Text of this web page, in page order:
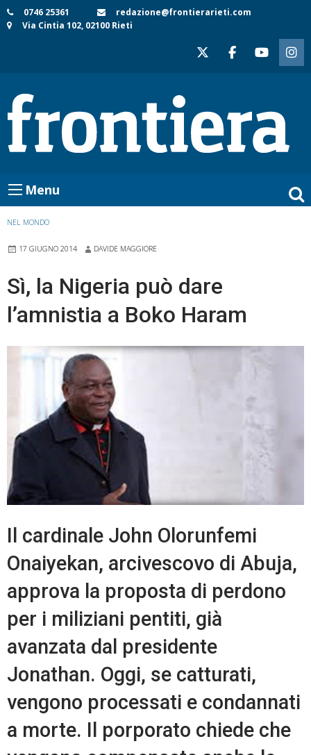
Skip
to
0746 25361
redazione@frontierarieti.com
Via Cintia 102, 02100 Rieti
Menu
NEL MONDO
17 GIUGNO 2014 DAVIDE MAGGIORE
Sì, la Nigeria può dare
l’amnistia a Boko Haram
Il cardinale John Olorunfemi
Onaiyekan, arcivescovo di Abuja,
approva la proposta di perdono
per i miliziani pentiti, già
avanzata dal presidente
Jonathan. Oggi, se catturati,
vengono processati e condannati
a morte. Il porporato chiede che